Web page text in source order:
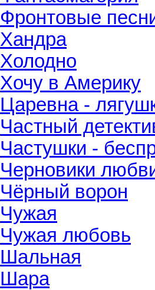
Фронтовые
Хандра
Холодно
Хочу в Америку
Царевна -
Частный
Частушки -
Черновики
Чёрный ворон
Чужая
Чужая любовь
Шальная
Шара